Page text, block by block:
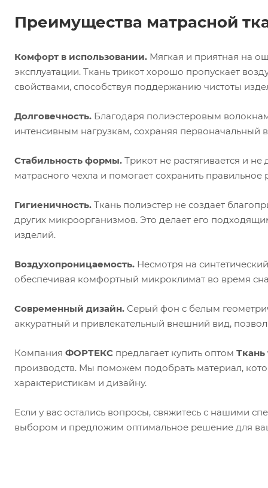
Преимущества матрасной
Комфорт в использовании. Мягкая и приятная на
эксплуатации. Ткань трикот хорошо пропускает
свойствами, способствуя поддержанию чистоты
Долговечность. Благодаря полиэстеровым
интенсивным нагрузкам, сохраняя
Стабильность формы. Трикот не растягивается и
матрасного чехла и помогает сохранить
Гигиеничность. Ткань полиэстер не создает
других микроорганизмов. Это делает его
изделий.
Воздухопроницаемость. Несмотря на
обеспечивая комфортный микроклимат во время
Современный дизайн. Серый фон с белым
аккуратный и привлекательный внешний вид,
Компания ФОРТЕКС предлагает купить оптом Ткань
производств. Мы поможем подобрать материал,
характеристикам и дизайну.
Если у вас остались вопросы, свяжитесь с нашими
выбором и предложим оптимальное решение для